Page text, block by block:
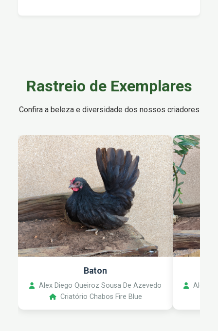
Rastreio de Exemplares
Confira a beleza e diversidade dos nossos criadores
Baton
Alex Diego Queiroz Sousa De Azevedo
Criatório Chabos Fire Blue
Alex